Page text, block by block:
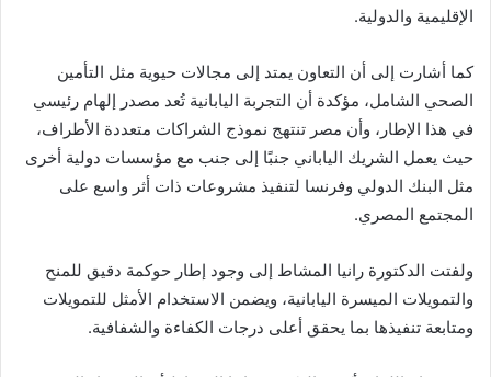
الإقليمية والدولية.
كما أشارت إلى أن التعاون يمتد إلى مجالات حيوية مثل التأمين
الصحي الشامل، مؤكدة أن التجربة اليابانية تُعد مصدر إلهام رئيسي
في هذا الإطار، وأن مصر تنتهج نموذج الشراكات متعددة الأطراف،
حيث يعمل الشريك الياباني جنبًا إلى جنب مع مؤسسات دولية أخرى
مثل البنك الدولي وفرنسا لتنفيذ مشروعات ذات أثر واسع على
المجتمع المصري.
ولفتت الدكتورة رانيا المشاط إلى وجود إطار حوكمة دقيق للمنح
والتمويلات الميسرة اليابانية، ويضمن الاستخدام الأمثل للتمويلات
ومتابعة تنفيذها بما يحقق أعلى درجات الكفاءة والشفافية.